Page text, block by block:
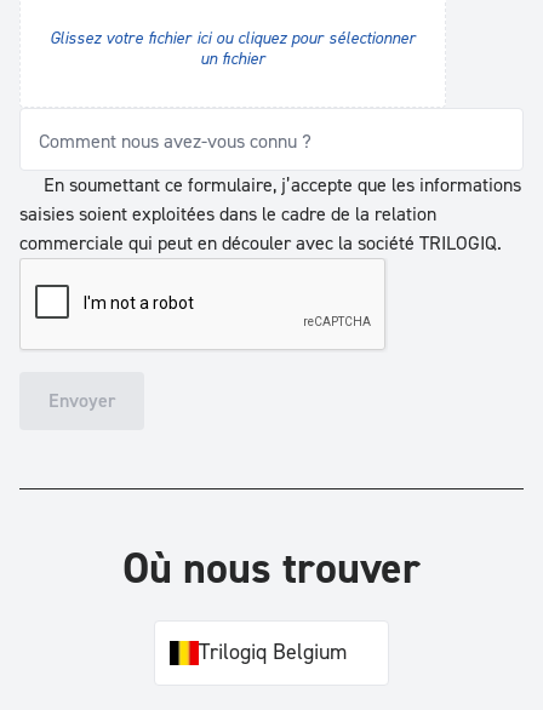
Glissez votre fichier ici ou cliquez pour sélectionner
un fichier
Comment nous avez-vous connu ?
En soumettant ce formulaire, j’accepte que les informations
saisies soient exploitées dans le cadre de la relation
commerciale qui peut en découler avec la société TRILOGIQ.
Envoyer
Où nous trouver
Trilogiq Belgium